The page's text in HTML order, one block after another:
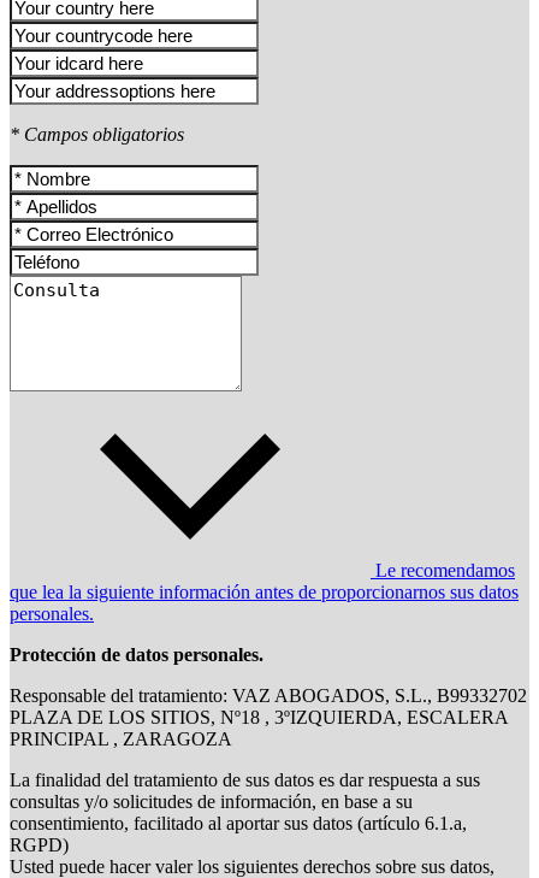
* Campos obligatorios
Le recomendamos
que lea la siguiente información antes de proporcionarnos sus datos
personales.
Protección de datos personales.
Responsable del tratamiento: VAZ ABOGADOS, S.L., B99332702
PLAZA DE LOS SITIOS, Nº18 , 3ºIZQUIERDA, ESCALERA
PRINCIPAL , ZARAGOZA
La finalidad del tratamiento de sus datos es dar respuesta a sus
consultas y/o solicitudes de información, en base a su
consentimiento, facilitado al aportar sus datos (artículo 6.1.a,
RGPD)
Usted puede hacer valer los siguientes derechos sobre sus datos,